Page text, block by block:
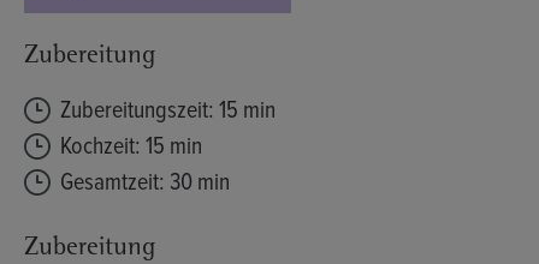
Zubereitung
Zubereitungszeit: 15 min
Kochzeit: 15 min
Gesamtzeit: 30 min
Zubereitung